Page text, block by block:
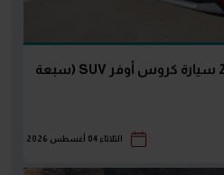
بعد طرح RX9 وفرونتيرا.. 22 سيارة كروس أوفر SUV (سبعة
الثلاثاء 04 أغسطس 2026